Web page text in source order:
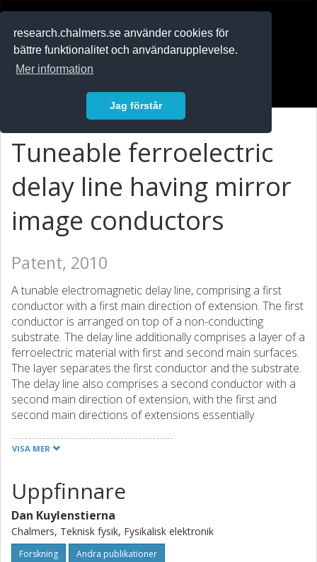
research.chalmers.se använder cookies för
bättre funktionalitet och användarupplevelse.
Mer information
Jag förstår
Tuneable ferroelectric
delay line having mirror
image conductors
Patent, 2010
A tunable electromagnetic delay line, comprising a first
conductor with a first main direction of extension. The first
conductor is arranged on top of a non-conducting
substrate. The delay line additionally comprises a layer of a
ferroelectric material with first and second main surfaces.
The layer separates the first conductor and the substrate.
The delay line also comprises a second conductor with a
second main direction of extension, with the first and
second main directions of extensions essentially
conductors being each other's mirror image with respect
accomplished by applying a voltage between said first and
second conductors
VISA MER
Uppfinnare
Dan Kuylenstierna
Chalmers, Teknisk fysik, Fysikalisk elektronik
Forskning Andra publikationer